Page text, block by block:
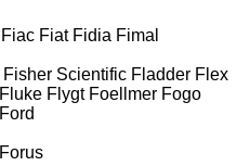
Fiac Fiat Fidia Fimal
Fisher Scientific Fladder Flex
Fluke Flygt Foellmer Fogo
Ford
Forus